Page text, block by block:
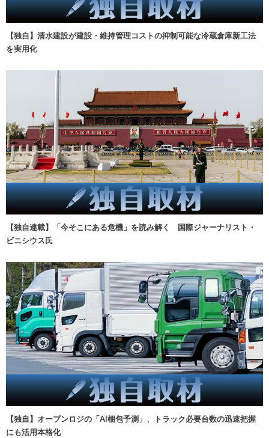
【独自】清水建設が建設・維持管理コストの抑制可能な冷蔵倉庫新工法
を実用化
【独自連載】「今そこにある危機」を読み解く 国際ジャーナリスト・
ビニシウス氏
【独自】オープンロジの「AI梱包予測」、トラック必要台数の迅速把握
にも活用本格化